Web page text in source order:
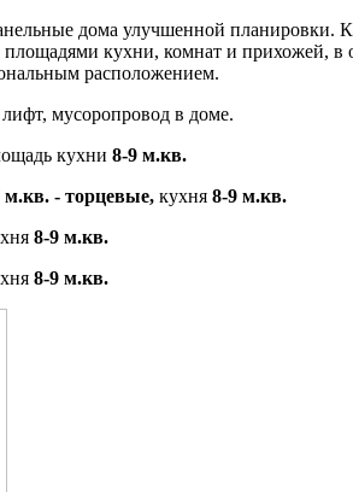
дома улучшенной планировки.
кухни, комнат и прихожей, в
расположением.
мусоропровод в доме.
кухни 8-9 м.кв.
м.кв. - торцевые, кухня 8-9 м.кв.
8-9 м.кв.
8-9 м.кв.